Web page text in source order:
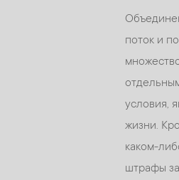
поток и
условия,
жизни.
каком-
штрафы